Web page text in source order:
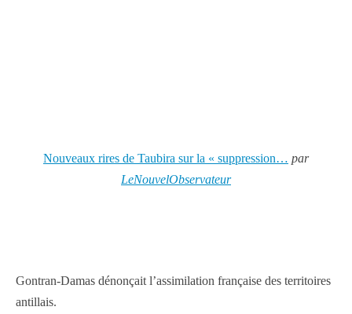
Nouveaux rires de Taubira sur la « suppression… par
LeNouvelObservateur
Gontran-Damas dénonçait l’assimilation française des territoires
antillais.